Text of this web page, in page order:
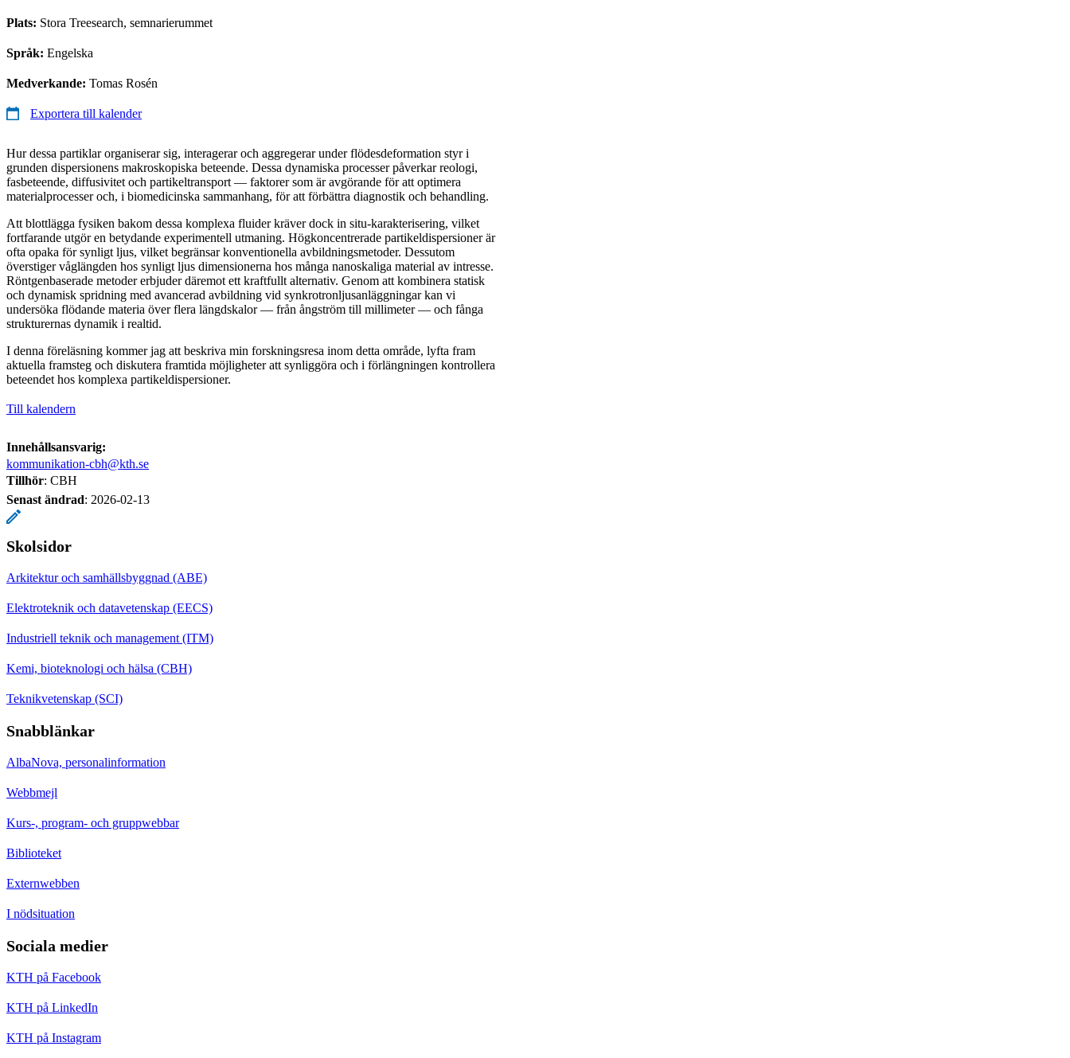
Plats: Stora Treesearch, semnarierummet
Språk: Engelska
Medverkande: Tomas Rosén
Exportera till kalender
Hur dessa partiklar organiserar sig, interagerar och aggregerar under flödesdeformation styr i
grunden dispersionens makroskopiska beteende. Dessa dynamiska processer påverkar reologi,
fasbeteende, diffusivitet och partikeltransport — faktorer som är avgörande för att optimera
materialprocesser och, i biomedicinska sammanhang, för att förbättra diagnostik och behandling.
Att blottlägga fysiken bakom dessa komplexa fluider kräver dock in situ-karakterisering, vilket
fortfarande utgör en betydande experimentell utmaning. Högkoncentrerade partikeldispersioner är
ofta opaka för synligt ljus, vilket begränsar konventionella avbildningsmetoder. Dessutom
överstiger våglängden hos synligt ljus dimensionerna hos många nanoskaliga material av intresse.
Röntgenbaserade metoder erbjuder däremot ett kraftfullt alternativ. Genom att kombinera statisk
och dynamisk spridning med avancerad avbildning vid synkrotronljusanläggningar kan vi
undersöka flödande materia över flera längdskalor — från ångström till millimeter — och fånga
strukturernas dynamik i realtid.
I denna föreläsning kommer jag att beskriva min forskningsresa inom detta område, lyfta fram
aktuella framsteg och diskutera framtida möjligheter att synliggöra och i förlängningen kontrollera
beteendet hos komplexa partikeldispersioner.
Till kalendern
Innehållsansvarig:
kommunikation-cbh@kth.se
Tillhör: CBH
Senast ändrad: 2026-02-13
Skolsidor
Arkitektur och samhällsbyggnad (ABE)
Elektroteknik och datavetenskap (EECS)
Industriell teknik och management (ITM)
Kemi, bioteknologi och hälsa (CBH)
Teknikvetenskap (SCI)
Snabblänkar
AlbaNova, personalinformation
Webbmejl
Kurs-, program- och gruppwebbar
Biblioteket
Externwebben
I nödsituation
Sociala medier
KTH på Facebook
KTH på LinkedIn
KTH på Instagram